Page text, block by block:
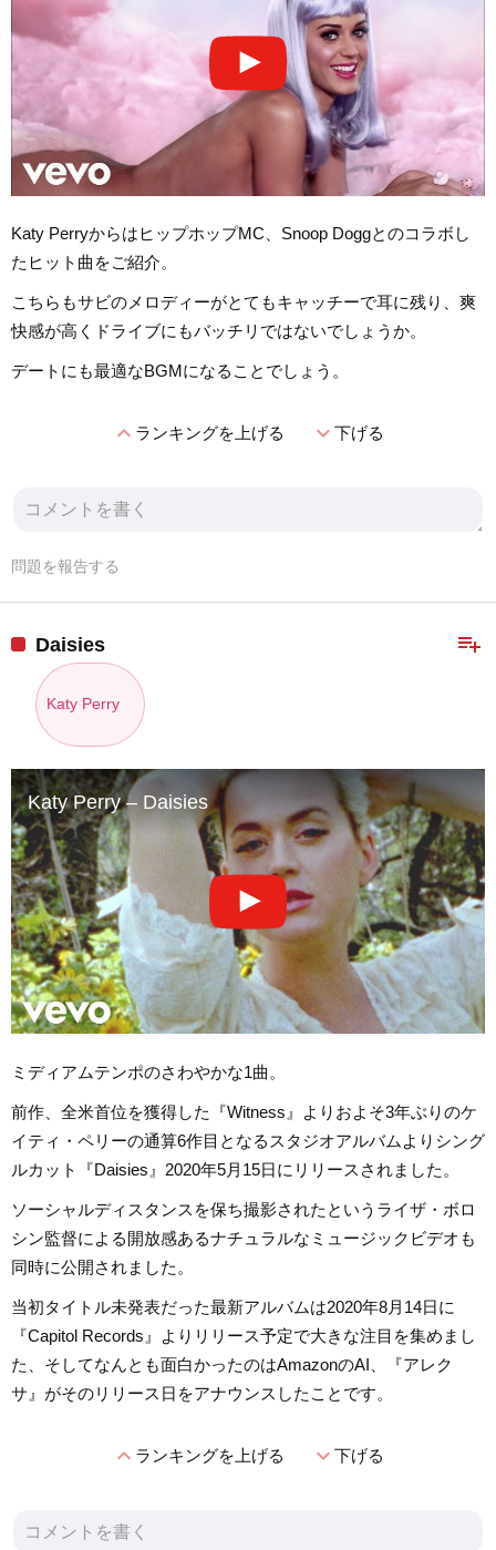
Katy PerryからはヒップホップMC、Snoop Doggとのコラボし
たヒット曲をご紹介。
こちらもサビのメロディーがとてもキャッチーで耳に残り、爽
快感が高くドライブにもバッチリではないでしょうか。
デートにも最適なBGMになることでしょう。
expand_lessランキングを上げる expand_more下げる
問題を報告する
playlist_add
Daisies
Katy Perry
Katy Perry – Daisies
ミディアムテンポのさわやかな1曲。
前作、全米首位を獲得した『Witness』よりおよそ3年ぶりのケ
イティ・ペリーの通算6作目となるスタジオアルバムよりシング
ルカット『Daisies』2020年5月15日にリリースされました。
ソーシャルディスタンスを保ち撮影されたというライザ・ボロ
シン監督による開放感あるナチュラルなミュージックビデオも
同時に公開されました。
当初タイトル未発表だった最新アルバムは2020年8月14日に
『Capitol Records』よりリリース予定で大きな注目を集めまし
た、そしてなんとも面白かったのはAmazonのAI、『アレク
サ』がそのリリース日をアナウンスしたことです。
expand_lessランキングを上げる expand_more下げる